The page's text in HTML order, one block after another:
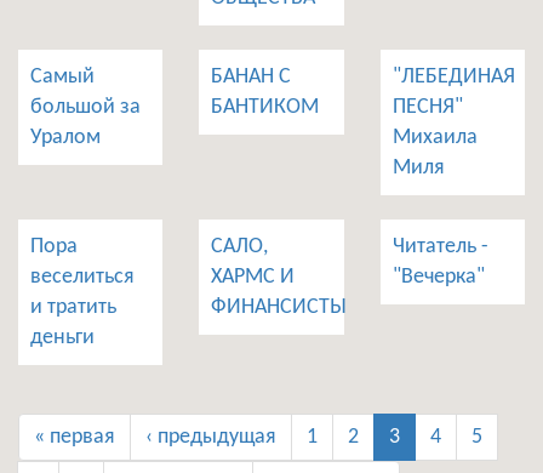
Самый
большой за
Уралом
БАНАН С
БАНТИКОМ
"ЛЕБЕДИНАЯ
ПЕСНЯ"
Михаила
Миля
Пора
веселиться
и тратить
деньги
САЛО,
ХАРМС И
ФИНАНСИСТЫ
Читатель -
"Вечерка"
« первая ‹ предыдущая 1 2 3 4 5